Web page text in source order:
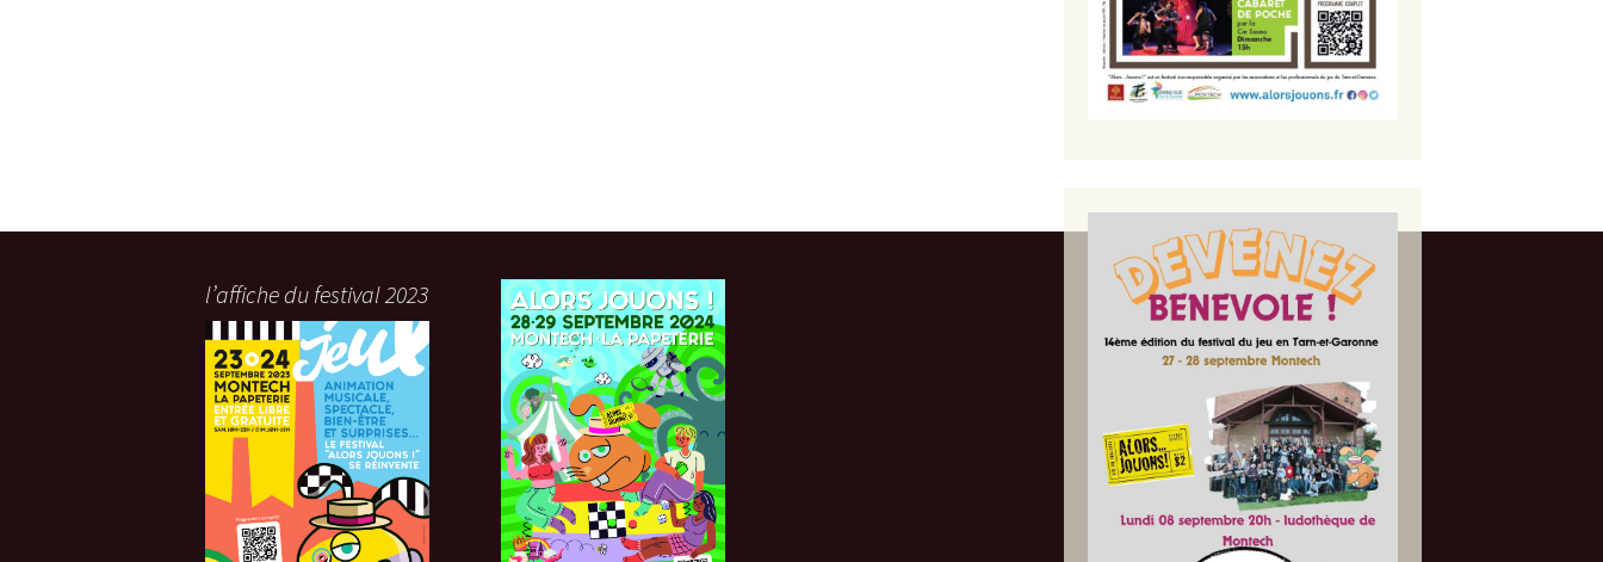
l’affiche du festival 2023